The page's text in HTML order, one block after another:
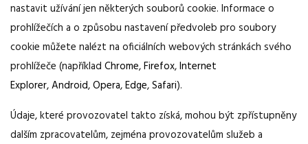
nastavit užívání jen některých souborů cookie. Informace o
prohlížečích a o způsobu nastavení předvoleb pro soubory
cookie můžete nalézt na oficiálních webových stránkách svého
prohlížeče (například Chrome,Firefox,Internet
Explorer,Android,Opera,Edge,Safari).
Údaje, které provozovatel takto získá, mohou být zpřístupněny
dalším zpracovatelům, zejména provozovatelům služeb a